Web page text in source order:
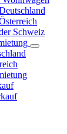
Schweiz